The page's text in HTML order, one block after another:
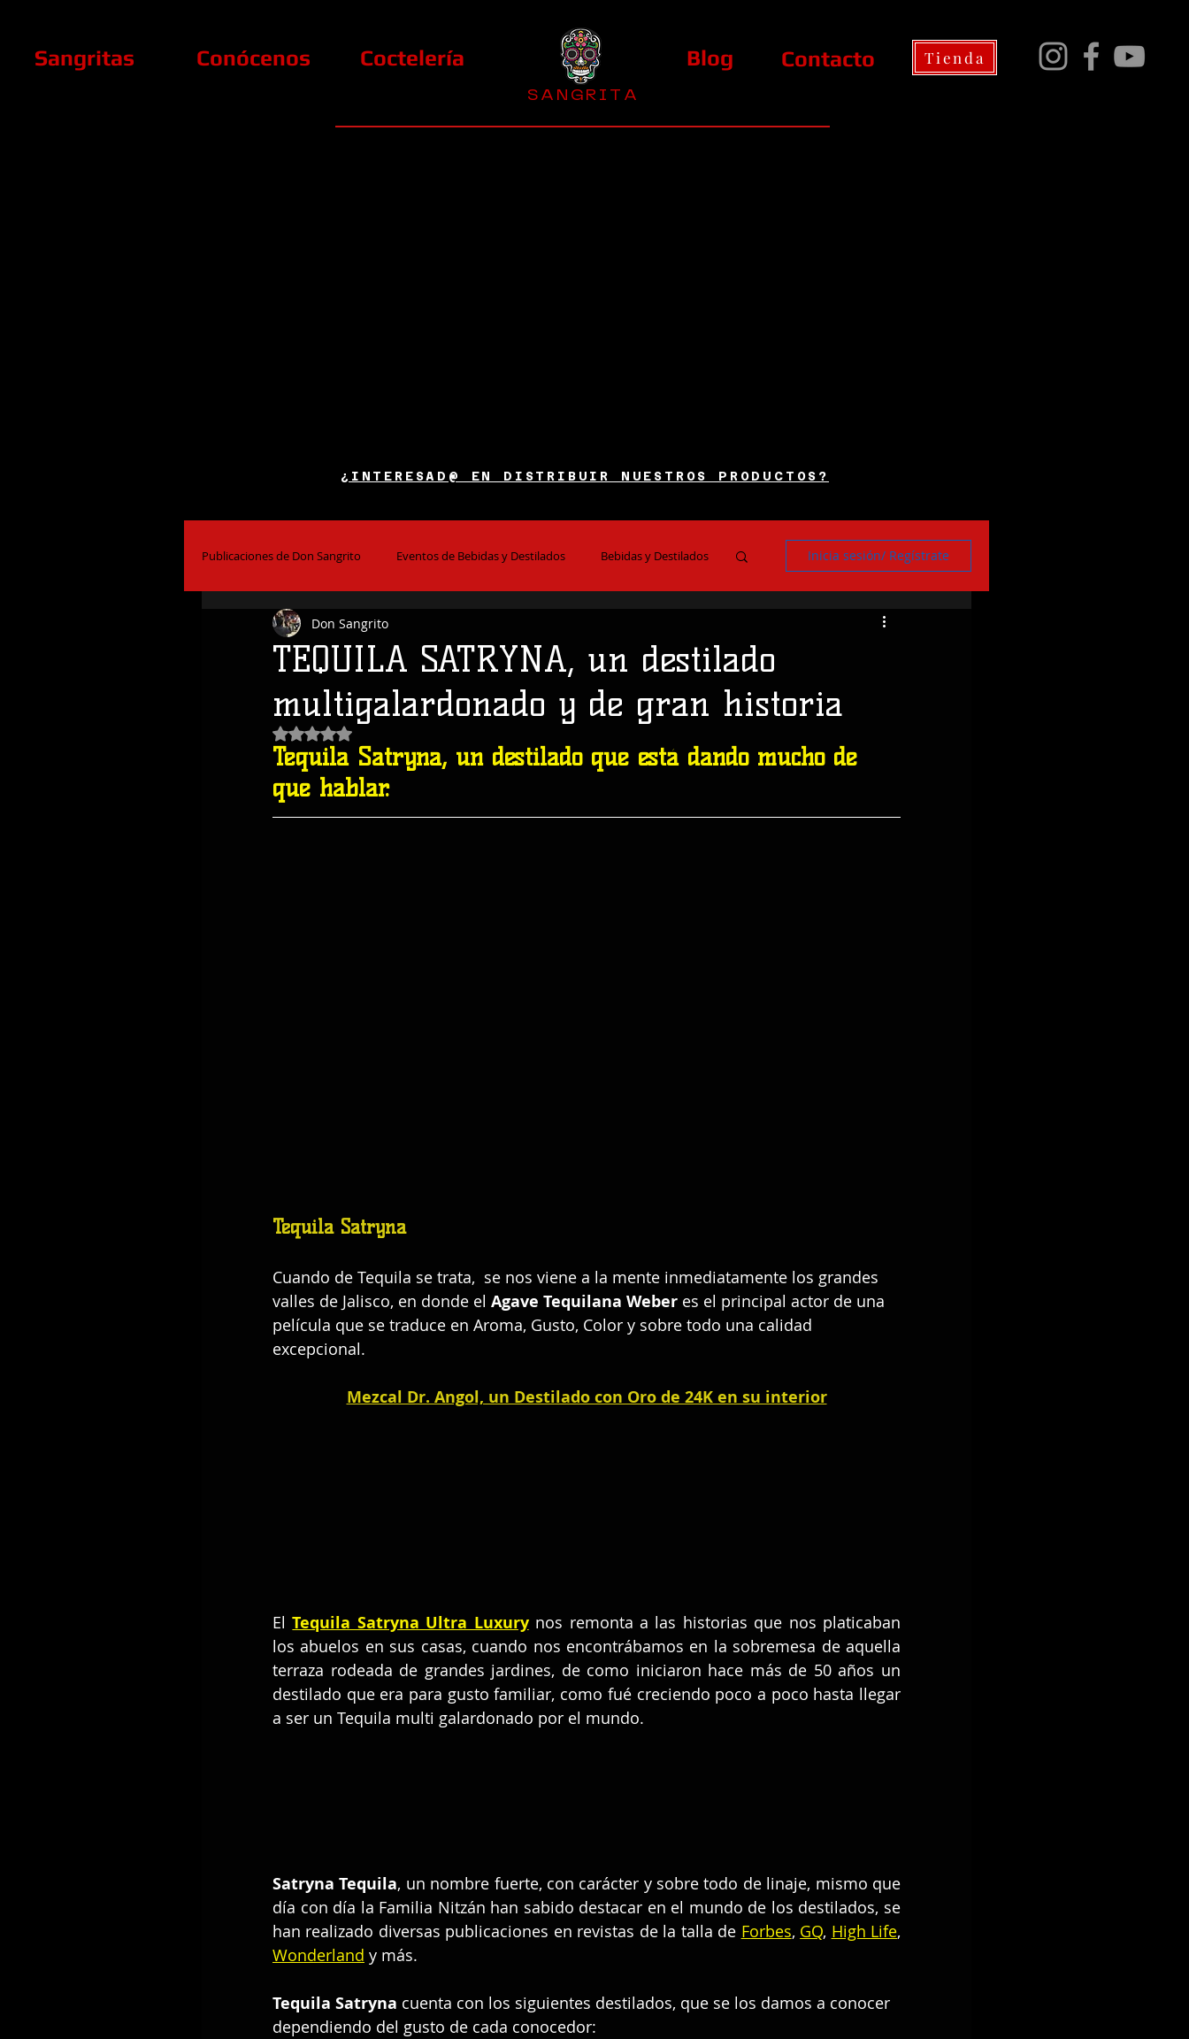
Sangritas Conócenos Coctelería Blog Contacto Tienda
S A N G R I T A
¿INTERESAD@ EN DISTRIBUIR NUESTROS PRODUCTOS?
Publicaciones de Don Sangrito Eventos de Bebidas y Destilados Bebidas y Destilados
El Alcohol y la Salud Bares y Restaurantes
Coctelería
Inicia sesión/ Regístrate
TEQUILA SATRYNA, un destilado
multigalardonado y de gran historia
Don Sangrito
Obtuvo NaN de 5 estrellas.
Tequila Satryna, un destilado que está dando mucho de
que hablar.
Tequila Satryna
Cuando de Tequila se trata,  se nos viene a la mente inmediatamente los grandes
valles de Jalisco, en donde el Agave Tequilana Weber es el principal actor de una
película que se traduce en Aroma, Gusto, Color y sobre todo una calidad
excepcional.
Mezcal Dr. Angol, un Destilado con Oro de 24K en su interior
El Tequila Satryna Ultra Luxury nos remonta a las historias que nos platicaban
los abuelos en sus casas, cuando nos encontrábamos en la sobremesa de aquella
terraza rodeada de grandes jardines, de como iniciaron hace más de 50 años un
destilado que era para gusto familiar, como fué creciendo poco a poco hasta llegar
a ser un Tequila multi galardonado por el mundo.
Satryna Tequila, un nombre fuerte, con carácter y sobre todo de linaje, mismo que
día con día la Familia Nitzán han sabido destacar en el mundo de los destilados, se
han realizado diversas publicaciones en revistas de la talla de Forbes, GQ, High Life
Wonderland y más.
Tequila Satryna cuenta con los siguientes destilados, que se los damos a conocer
dependiendo del gusto de cada conocedor: